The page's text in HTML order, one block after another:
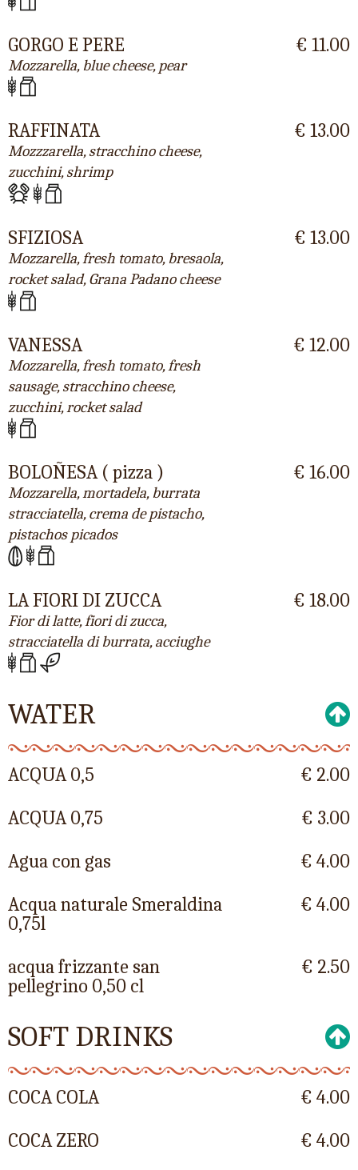
GORGO E PERE
Mozzarella, blue cheese, pear
€ 11.00
RAFFINATA
Mozzzarella, stracchino cheese,
zucchini, shrimp
€ 13.00
SFIZIOSA
Mozzarella, fresh tomato, bresaola,
rocket salad, Grana Padano cheese
€ 13.00
VANESSA
Mozzarella, fresh tomato, fresh
sausage, stracchino cheese,
zucchini, rocket salad
€ 12.00
BOLOÑESA ( pizza )
Mozzarella, mortadela, burrata
stracciatella, crema de pistacho,
pistachos picados
€ 16.00
LA FIORI DI ZUCCA
Fior di latte, fiori di zucca,
stracciatella di burrata, acciughe
€ 18.00
WATER
ACQUA 0,5
€ 2.00
ACQUA 0,75
€ 3.00
Agua con gas
€ 4.00
Acqua naturale Smeraldina
0,75l
€ 4.00
acqua frizzante san
pellegrino 0,50 cl
€ 2.50
SOFT DRINKS
COCA COLA
€ 4.00
COCA ZERO
€ 4.00